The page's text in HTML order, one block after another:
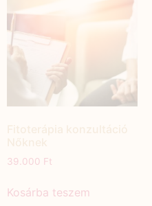
39.000 Ft
Kosárba teszem